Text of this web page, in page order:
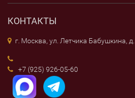
КОНТАКТЫ
г. Москва, ул. Летчика Бабушкина, д.
+7 (925) 926-05-60